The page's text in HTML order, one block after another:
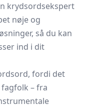
krydsordsekspert
nøje og
så du kan
ind i dit
fordi det
– fra